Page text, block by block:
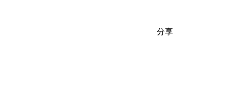
分享